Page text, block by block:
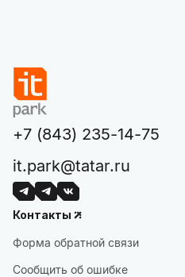
+7 (843) 235-14-75
it.park@tatar.ru
Контакты
Форма обратной связи
Сообщить об ошибке